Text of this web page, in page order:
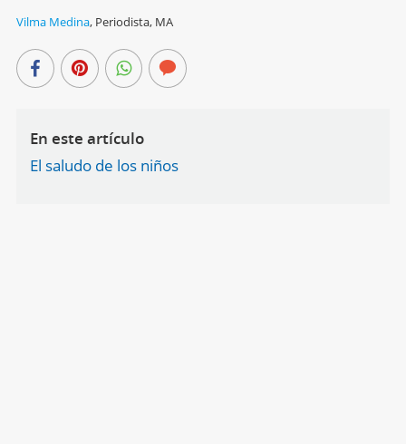
Vilma Medina, Periodista, MA
En este artículo
El saludo de los niños